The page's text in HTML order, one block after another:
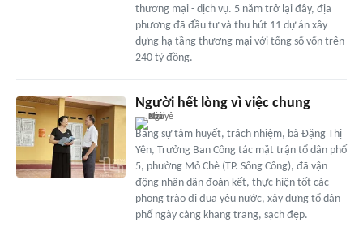
thương mại - dịch vụ. 5 năm trở lại đây, địa
phương đã đầu tư và thu hút 11 dự án xây
dựng hạ tầng thương mại với tổng số vốn trên
240 tỷ đồng.
Người hết lòng vì việc chung
Bằng sự tâm huyết, trách nhiệm, bà Đặng Thị
Yên, Trưởng Ban Công tác mặt trận tổ dân phố
5, phường Mỏ Chè (TP. Sông Công), đã vận
động nhân dân đoàn kết, thực hiện tốt các
phong trào đi đua yêu nước, xây dựng tổ dân
phố ngày càng khang trang, sạch đẹp.